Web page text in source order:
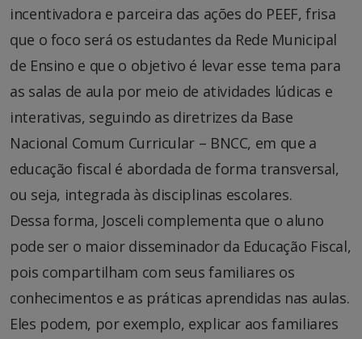
incentivadora e parceira das ações do PEEF, frisa
que o foco será os estudantes da Rede Municipal
de Ensino e que o objetivo é levar esse tema para
as salas de aula por meio de atividades lúdicas e
interativas, seguindo as diretrizes da Base
Nacional Comum Curricular – BNCC, em que a
educação fiscal é abordada de forma transversal,
ou seja, integrada às disciplinas escolares.
Dessa forma, Josceli complementa que o aluno
pode ser o maior disseminador da Educação Fiscal,
pois compartilham com seus familiares os
conhecimentos e as práticas aprendidas nas aulas.
Eles podem, por exemplo, explicar aos familiares